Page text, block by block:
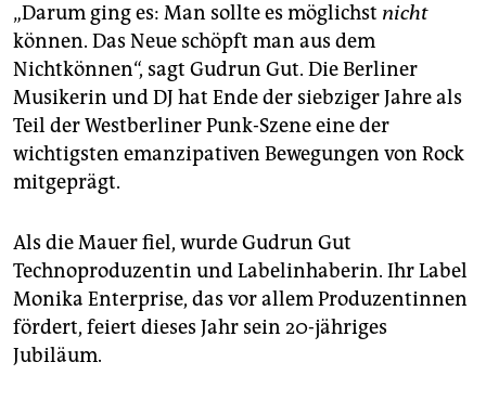
unterstützen
abo
genossenschaft
epaper login
„Darum ging es: Man sollte es möglichst nicht
können. Das Neue schöpft man aus dem
Nichtkönnen“, sagt Gudrun Gut. Die Berliner
Musikerin und DJ hat Ende der siebziger Jahre als
Teil der Westberliner Punk-Szene eine der
wichtigsten emanzipativen Bewegungen von Rock
mitgeprägt.
Als die Mauer fiel, wurde Gudrun Gut
Technoproduzentin und Labelinhaberin. Ihr Label
Monika Enterprise, das vor allem Produzentinnen
fördert, feiert dieses Jahr sein 20-jähriges
Jubiläum.